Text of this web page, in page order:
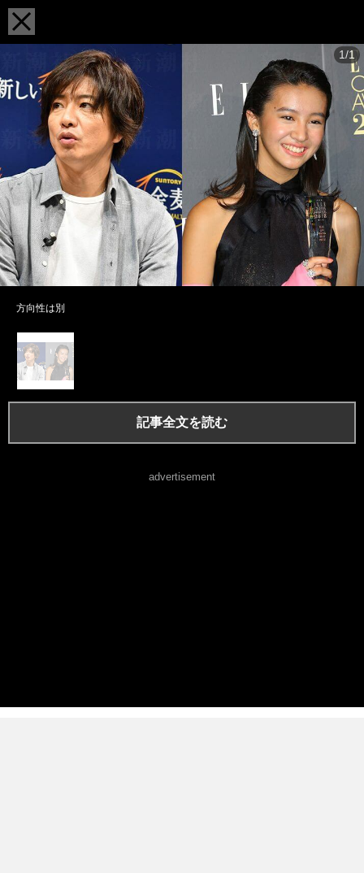
1/1
方向性は別
記事全文を読む
advertisement